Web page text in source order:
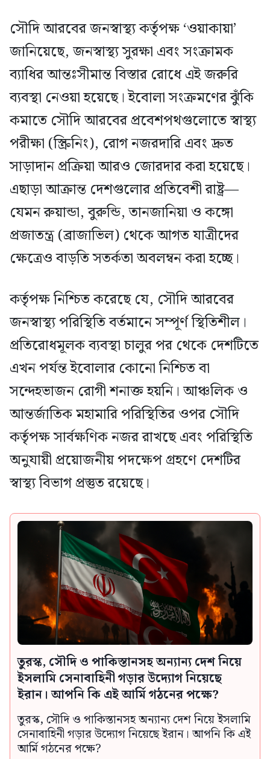
সৌদি আরবের জনস্বাস্থ্য কর্তৃপক্ষ ‘ওয়াকায়া’
জানিয়েছে, জনস্বাস্থ্য সুরক্ষা এবং সংক্রামক
ব্যাধির আন্তঃসীমান্ত বিস্তার রোধে এই জরুরি
ব্যবস্থা নেওয়া হয়েছে। ইবোলা সংক্রমণের ঝুঁকি
কমাতে সৌদি আরবের প্রবেশপথগুলোতে স্বাস্থ্য
পরীক্ষা (স্ক্রিনিং), রোগ নজরদারি এবং দ্রুত
সাড়াদান প্রক্রিয়া আরও জোরদার করা হয়েছে।
এছাড়া আক্রান্ত দেশগুলোর প্রতিবেশী রাষ্ট্র—
যেমন রুয়ান্ডা, বুরুন্ডি, তানজানিয়া ও কঙ্গো
প্রজাতন্ত্র (ব্রাজাভিল) থেকে আগত যাত্রীদের
ক্ষেত্রেও বাড়তি সতর্কতা অবলম্বন করা হচ্ছে।
কর্তৃপক্ষ নিশ্চিত করেছে যে, সৌদি আরবের
জনস্বাস্থ্য পরিস্থিতি বর্তমানে সম্পূর্ণ স্থিতিশীল।
প্রতিরোধমূলক ব্যবস্থা চালুর পর থেকে দেশটিতে
এখন পর্যন্ত ইবোলার কোনো নিশ্চিত বা
সন্দেহভাজন রোগী শনাক্ত হয়নি। আঞ্চলিক ও
আন্তর্জাতিক মহামারি পরিস্থিতির ওপর সৌদি
কর্তৃপক্ষ সার্বক্ষণিক নজর রাখছে এবং পরিস্থিতি
অনুযায়ী প্রয়োজনীয় পদক্ষেপ গ্রহণে দেশটির
স্বাস্থ্য বিভাগ প্রস্তুত রয়েছে।
তুরস্ক, সৌদি ও পাকিস্তানসহ অন্যান্য দেশ নিয়ে
ইসলামি সেনাবাহিনী গড়ার উদ্যোগ নিয়েছে
ইরান। আপনি কি এই আর্মি গঠনের পক্ষে?
তুরস্ক, সৌদি ও পাকিস্তানসহ অন্যান্য দেশ নিয়ে ইসলামি
সেনাবাহিনী গড়ার উদ্যোগ নিয়েছে ইরান। আপনি কি এই
আর্মি গঠনের পক্ষে?